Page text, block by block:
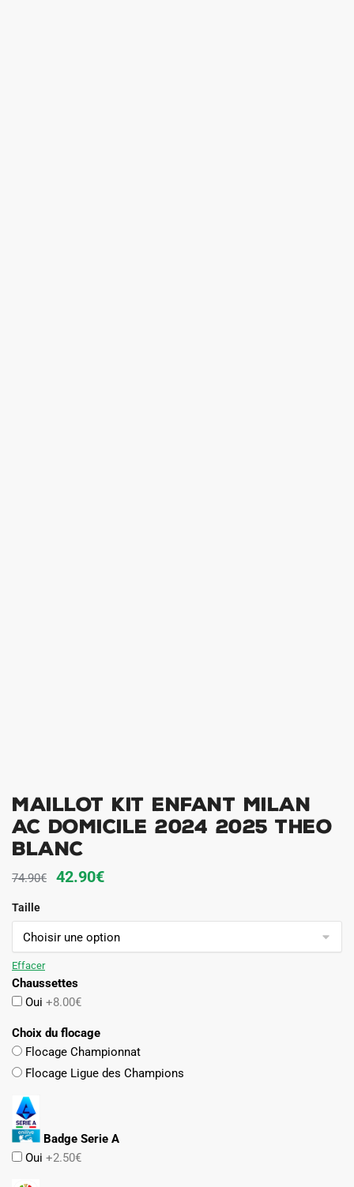
Maillot Kit Enfant Milan
AC Domicile 2024 2025 Theo
Blanc
74.90€
Le
initial
était :
42.90€Le
actuel
est :
Taille
Effacer
Chaussettes
Oui +8.00€
Choix du flocage
Flocage Championnat
Flocage Ligue des Champions
Badge Serie A
Oui +2.50€